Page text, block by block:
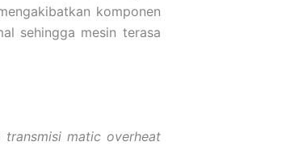
komponen
sehingga mesin terasa
transmisi matic overheat